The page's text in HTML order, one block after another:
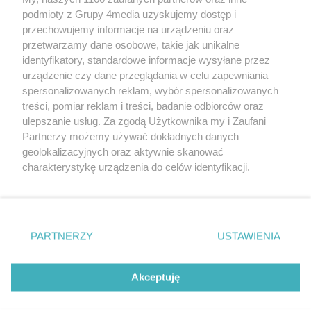
Redakcja Reklama Prywatność
Praca Łódź
the:protocol
Facebook.com
Youtube.com
podmioty z Grupy 4media uzyskujemy dostęp i
przechowujemy informacje na urządzeniu oraz
przetwarzamy dane osobowe, takie jak unikalne
identyfikatory, standardowe informacje wysyłane przez
urządzenie czy dane przeglądania w celu zapewniania
spersonalizowanych reklam, wybór spersonalizowanych
treści, pomiar reklam i treści, badanie odbiorców oraz
ulepszanie usług. Za zgodą Użytkownika my i Zaufani
Partnerzy możemy używać dokładnych danych
geolokalizacyjnych oraz aktywnie skanować
charakterystykę urządzenia do celów identyfikacji.
zmienić/wycofać klikając przycisk ustawień prywatności
znajdujący się w lewym dolnym rogu strony
. Niektóre
użytkownika, ale masz prawo sprzeciwić się takiemu
przetwarzaniu. Preferencje będą miały zastosowania tylko
PARTNERZY USTAWIENIA
Akceptuję